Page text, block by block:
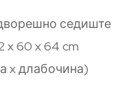
седиште
x 60 x 64 cm
x длабочина)